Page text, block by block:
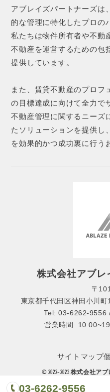
アブレイズパートナーズは
的な管理に特化したプロの
私たちは物件所有者や不動
不動産を運営するための包
提供しています。
また、賃貸不動産のプロフ
の目標達成に向けて全力で
不動産管理に関するニーズ
たソリューションを提供し
を効果的かつ成功裏に行う
株式会社アブレ
〒
東京都千代田区神田小川
Tel: 03-6262-9556
営業時間:
© 2022-2023 株式会社ア
サイトマップ
03-6262-9556